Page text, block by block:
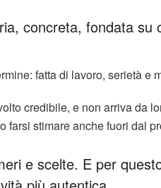
concreta, fondata su
fatta di lavoro, serietà e
credibile, e non arriva da
farsi stimare anche fuori dal
e scelte. E per